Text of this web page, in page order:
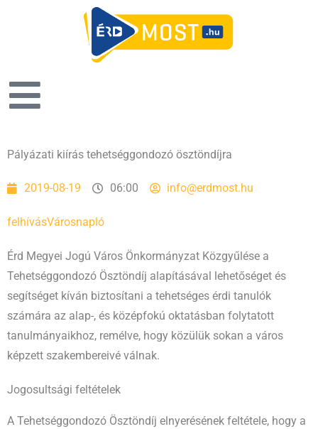
Pályázati kiírás tehetséggondozó ösztöndíjra
2019-08-19 06:00 info@erdmost.hu
felhívásVárosnapló
Érd Megyei Jogú Város Önkormányzat Közgyűlése a
Tehetséggondozó Ösztöndíj alapításával lehetőséget és
segítséget kíván biztosítani a tehetséges érdi tanulók
számára az alap-, és középfokú oktatásban folytatott
tanulmányaikhoz, remélve, hogy közülük sokan a város
képzett szakembereivé válnak.
Jogosultsági feltételek
A Tehetséggondozó Ösztöndíj elnyerésének feltétele, hogy a